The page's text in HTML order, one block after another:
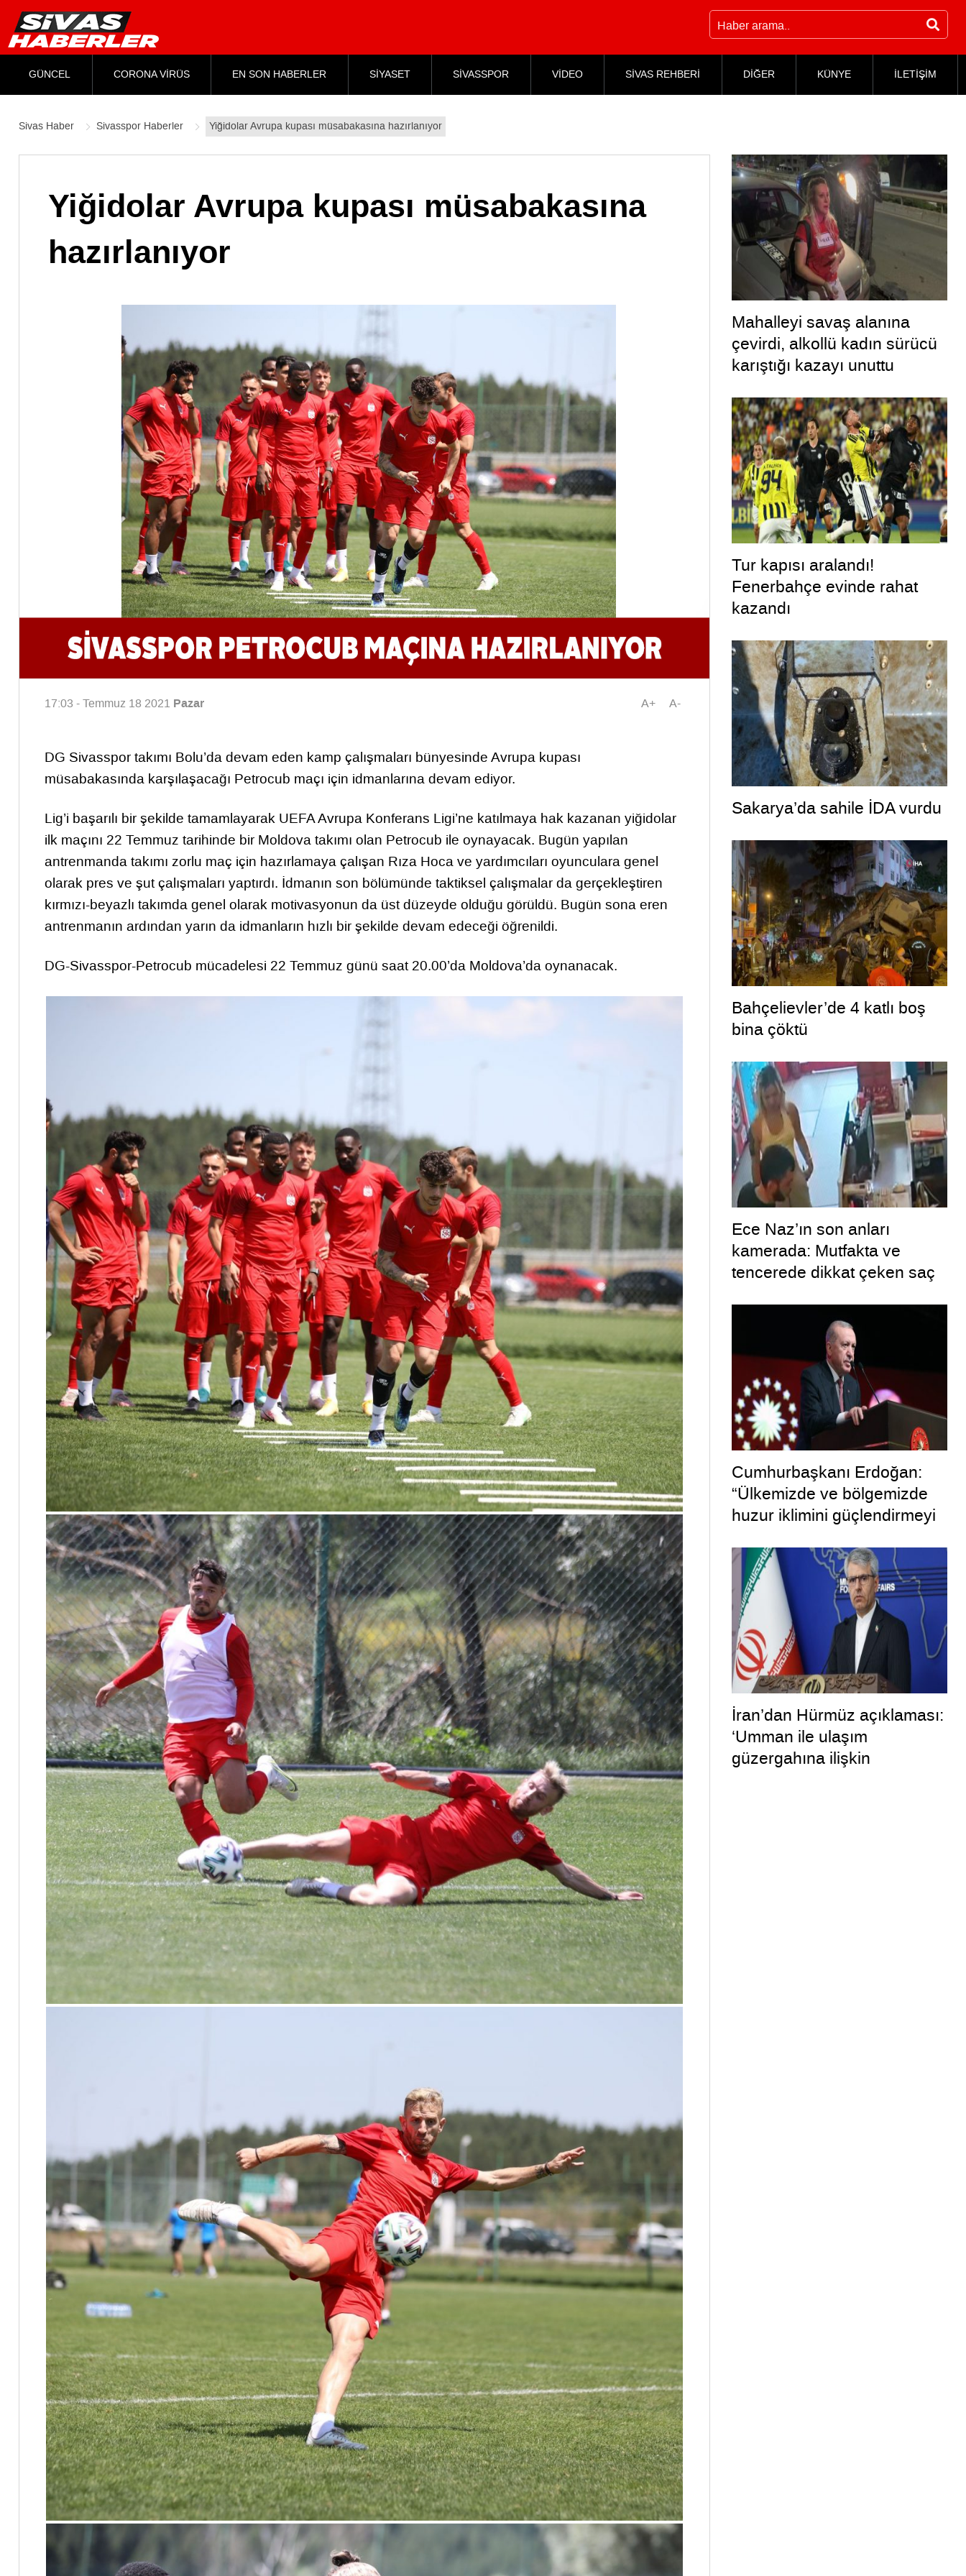
GÜNCEL CORONA VİRÜS EN SON HABERLER SİYASET SİVASSPOR VİDEO SİVAS REHBERİ DİĞER KÜNYE İLETİŞİM
Sivas Haber Sivasspor Haberler Yiğidolar Avrupa kupası müsabakasına hazırlanıyor
Yiğidolar Avrupa kupası müsabakasına
hazırlanıyor
17:03 - Temmuz 18 2021 Pazar A+ A-
DG Sivasspor takımı Bolu’da devam eden kamp çalışmaları bünyesinde Avrupa kupası
müsabakasında karşılaşacağı Petrocub maçı için idmanlarına devam ediyor.
Lig’i başarılı bir şekilde tamamlayarak UEFA Avrupa Konferans Ligi’ne katılmaya hak kazanan yiğidolar
ilk maçını 22 Temmuz tarihinde bir Moldova takımı olan Petrocub ile oynayacak. Bugün yapılan
antrenmanda takımı zorlu maç için hazırlamaya çalışan Rıza Hoca ve yardımcıları oyunculara genel
olarak pres ve şut çalışmaları yaptırdı. İdmanın son bölümünde taktiksel çalışmalar da gerçekleştiren
kırmızı-beyazlı takımda genel olarak motivasyonun da üst düzeyde olduğu görüldü. Bugün sona eren
antrenmanın ardından yarın da idmanların hızlı bir şekilde devam edeceği öğrenildi.
DG-Sivasspor-Petrocub mücadelesi 22 Temmuz günü saat 20.00’da Moldova’da oynanacak.
Mahalleyi savaş alanına
çevirdi, alkollü kadın sürücü
karıştığı kazayı unuttu
Tur kapısı aralandı!
Fenerbahçe evinde rahat
kazandı
Sakarya’da sahile İDA vurdu
Bahçelievler’de 4 katlı boş
bina çöktü
Ece Naz’ın son anları
kamerada: Mutfakta ve
tencerede dikkat çeken saç
Cumhurbaşkanı Erdoğan:
“Ülkemizde ve bölgemizde
huzur iklimini güçlendirmeyi
hayırlara vesile olmasını
diliyorum”
İran’dan Hürmüz açıklaması:
‘Umman ile ulaşım
güzergahına ilişkin